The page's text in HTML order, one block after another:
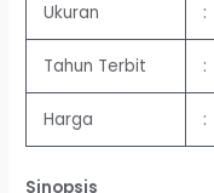
Ukuran :
Tahun Terbit :
Harga :
Sinopsis